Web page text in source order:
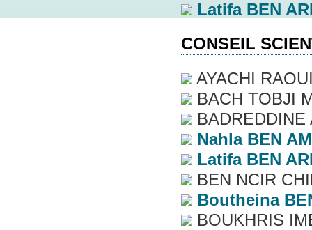
Latifa BEN
CONSEIL
AYACHI
BACH TOBJI
BADREDDINE
Nahla BEN
Latifa BEN
BEN NCIR
Boutheina
BOUKHRIS